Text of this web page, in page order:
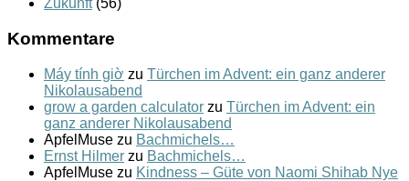
Zukunft(56)
Kommentare
Máy tính giờ zu Türchen im Advent: ein ganz anderer
Nikolausabend
grow a garden calculator zu Türchen im Advent: ein
ganz anderer Nikolausabend
ApfelMuse zu Bachmichels…
Ernst Hilmer zu Bachmichels…
ApfelMuse zu Kindness – Güte von Naomi Shihab Nye